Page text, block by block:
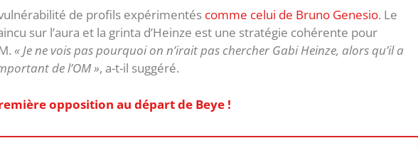
de profils expérimentés comme celui de Bruno Genesio. Le
sur l’aura et la grinta d’Heinze est une stratégie cohérente pour
« Je ne vois pas pourquoi on n’irait pas chercher Gabi Heinze, alors qu’il a
de l’OM », a-t-il suggéré.
opposition au départ de Beye !